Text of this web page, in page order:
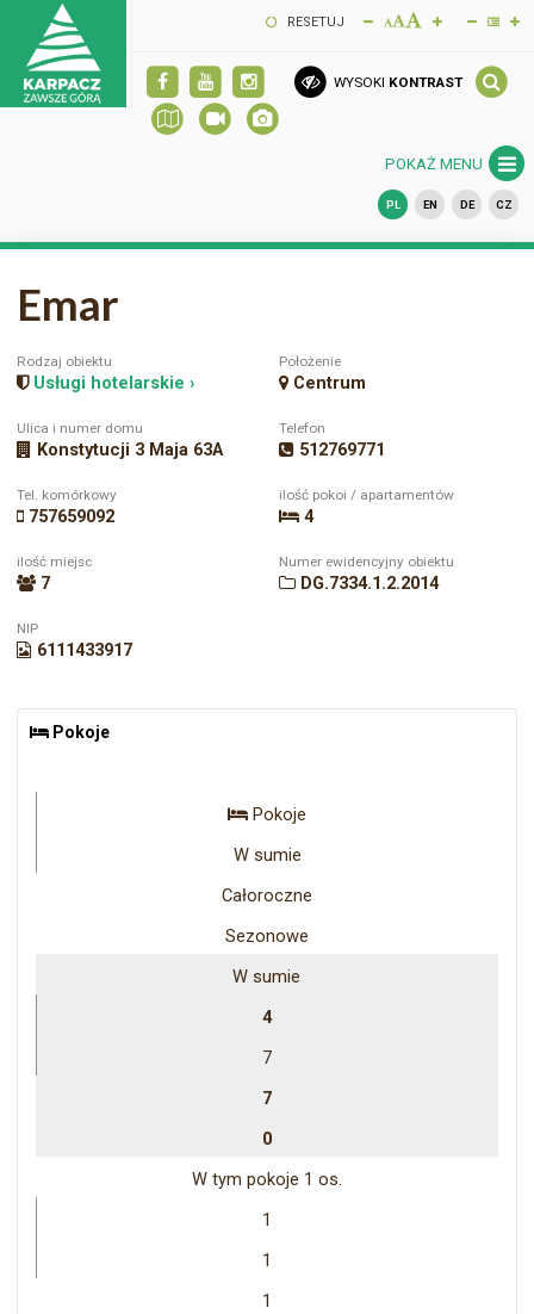
RESETUJ
WYSOKI KONTRAST
POKAŻ MENU
PL EN DE CZ
Emar
Rodzaj obiektu
Usługi hotelarskie ›
Położenie
Centrum
Ulica i numer domu
Konstytucji 3 Maja 63A
Telefon
512769771
Tel. komórkowy
757659092
ilość pokoi / apartamentów
4
ilość miejsc
7
Numer ewidencyjny obiektu
DG.7334.1.2.2014
NIP
6111433917
Pokoje
Pokoje
W sumie
Całoroczne
Sezonowe
W sumie
4
7
7
0
W tym pokoje 1 os.
1
1
1